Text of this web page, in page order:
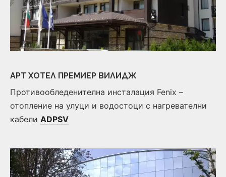
АРТ ХОТЕЛ ПРЕМИЕР ВИЛИДЖ
Противообледенителна инсталация Fenix –
отопление на улуци и водостоци с нагревателни
кабели ADPSV